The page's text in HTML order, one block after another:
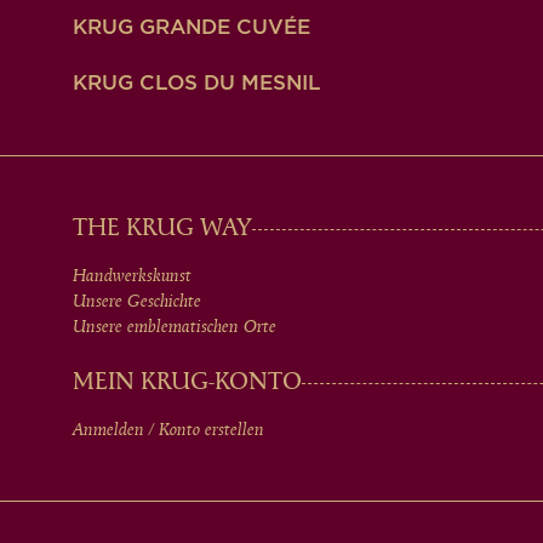
KRUG GRANDE CUVÉE
KRUG CLOS DU MESNIL
MAIN
MEN
IN
FOOTER
THE KRUG WAY
Handwerkskunst
Unsere Geschichte
Unsere emblematischen Orte
MEIN KRUG-KONTO
Anmelden / Konto erstellen